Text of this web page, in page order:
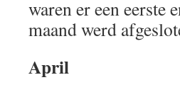
waren er een eerste
maand werd
April